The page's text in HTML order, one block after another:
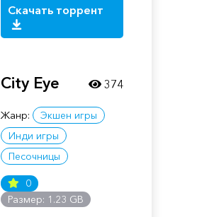
Скачать торрент
City Eye
Жанр:
Экшен игры
Инди игры
Песочницы
0
Размер: 1.23 GB
374